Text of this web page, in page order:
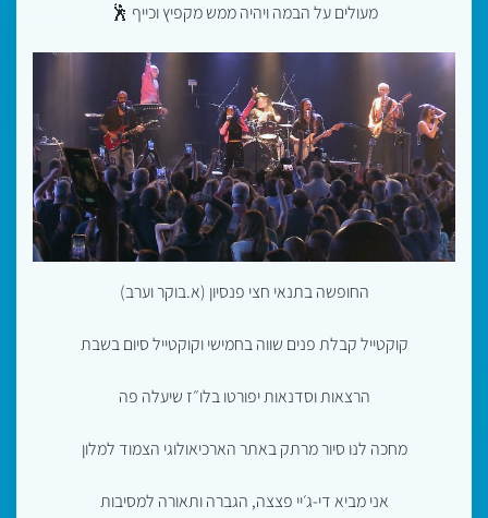
מעולים על הבמה ויהיה ממש מקפיץ וכייף 🕺
החופשה בתנאי חצי פנסיון (א.בוקר וערב)
קוקטייל קבלת פנים שווה בחמישי וקוקטייל סיום בשבת
הרצאות וסדנאות יפורטו בלו״ז שיעלה פה
מחכה לנו סיור מרתק באתר הארכיאולוגי הצמוד למלון
אני מביא די-ג׳יי פצצה, הגברה ותאורה למסיבות